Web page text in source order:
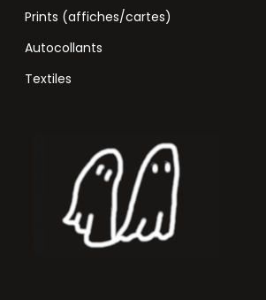
Prints (affiches/cartes)
Autocollants
Textiles